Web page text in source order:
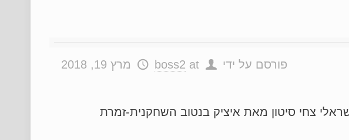
פורסם על ידי boss2 at מרץ 19, 2018
צחי סיטון מאת איציק בנטוב השחקנית-זמרת